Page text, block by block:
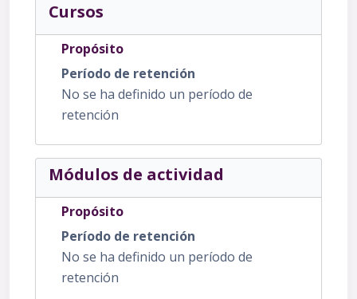
Cursos
Propósito
Período de retención
No se ha definido un período de
retención
Módulos de actividad
Propósito
Período de retención
No se ha definido un período de
retención